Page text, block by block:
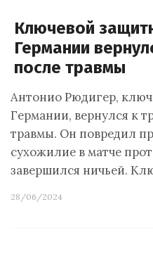
Ключевой
Германии
после травмы
Антонио Рюдигер,
Германии, вернулся к
травмы. Он повредил
сухожилие в матче
завершился ничьей.
28/06/2024